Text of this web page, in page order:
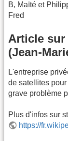
B, Maïté et
Fred
Article
(Jean-
L'entreprise
de satellites
grave problème
Plus d'infos sur
https://